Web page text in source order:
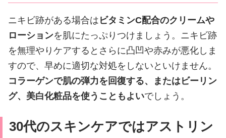
ニキビ跡がある場合は ビタミンC配合のクリームや
ローションを肌にたっぷりつけましょう。ニキビ跡
を無理やりケアするとさらに凸凹や赤みが悪化しま
すので、早めに適切な対処をしないといけません。
コラーゲンで肌の弾力を回復する、またはビーリン
グ、美白化粧品を使うこともよいでしょう。
30代のスキンケアではアストリン